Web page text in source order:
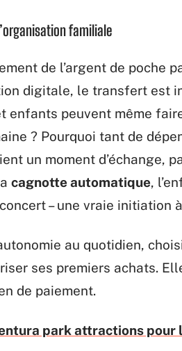
familiale
de l’argent de poche
digitale, le transfert est
enfants peuvent même
? Pourquoi tant de
un moment d’échange,
cagnotte automatique,
– une vraie initiation
au quotidien,
ses premiers achats.
de paiement.
park attractions pour